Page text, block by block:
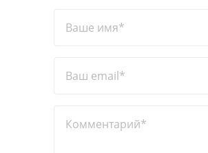
Ваше имя*
Ваш email*
Комментарий*